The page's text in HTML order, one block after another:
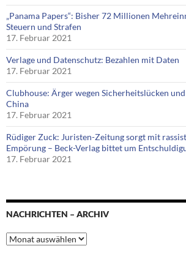
„Panama Papers“: Bisher 72 Millionen
Steuern und Strafen
17. Februar 2021
Verlage und Datenschutz: Bezahlen mit Daten
17. Februar 2021
Clubhouse: Ärger wegen Sicherheitslücken
China
17. Februar 2021
Rüdiger Zuck: Juristen-Zeitung sorgt mit
Empörung – Beck-Verlag bittet um
17. Februar 2021
NACHRICHTEN – ARCHIV
Nachrichten
–